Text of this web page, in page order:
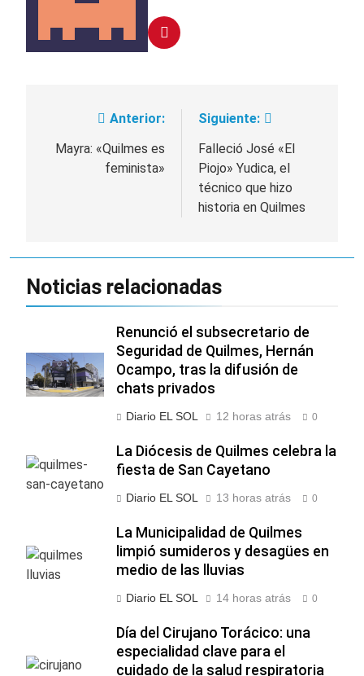
Navegación
de
Anterior:
Mayra: «Quilmes es
feminista»
Siguiente:
Falleció José «El
Piojo» Yudica, el
técnico que hizo
historia en Quilmes
Noticias relacionadas
Renunció el subsecretario de
Seguridad de Quilmes, Hernán
Ocampo, tras la difusión de
chats privados
Diario EL SOL 12 horas atrás 0
La Diócesis de Quilmes celebra la
fiesta de San Cayetano
Diario EL SOL 13 horas atrás 0
La Municipalidad de Quilmes
limpió sumideros y desagües en
medio de las lluvias
Diario EL SOL 14 horas atrás 0
Día del Cirujano Torácico: una
especialidad clave para el
cuidado de la salud respiratoria